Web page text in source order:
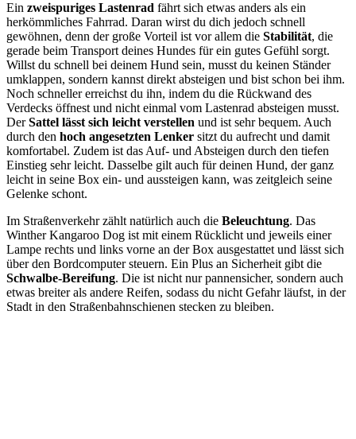
Ein zweispuriges Lastenrad fährt sich etwas anders als ein
herkömmliches Fahrrad. Daran wirst du dich jedoch schnell
gewöhnen, denn der große Vorteil ist vor allem die Stabilität, die
gerade beim Transport deines Hundes für ein gutes Gefühl sorgt.
Willst du schnell bei deinem Hund sein, musst du keinen Ständer
umklappen, sondern kannst direkt absteigen und bist schon bei ihm.
Noch schneller erreichst du ihn, indem du die Rückwand des
Verdecks öffnest und nicht einmal vom Lastenrad absteigen musst.
DerSattel lässt sich leicht verstellen und ist sehr bequem. Auch
durch den hoch angesetzten Lenker sitzt du aufrecht und damit
komfortabel. Zudem ist das Auf- und Absteigen durch den tiefen
Einstieg sehr leicht. Dasselbe gilt auch für deinen Hund, der ganz
leicht in seine Box ein- und aussteigen kann, was zeitgleich seine
Gelenke schont.
Im Straßenverkehr zählt natürlich auch die Beleuchtung. Das
Winther Kangaroo Dog ist mit einem Rücklicht und jeweils einer
Lampe rechts und links vorne an der Box ausgestattet und lässt sich
über den Bordcomputer steuern. Ein Plus an Sicherheit gibt die
Schwalbe-Bereifung. Die ist nicht nur pannensicher, sondern auch
etwas breiter als andere Reifen, sodass du nicht Gefahr läufst, in der
Stadt in den Straßenbahnschienen stecken zu bleiben.